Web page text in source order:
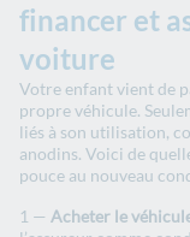
financer et
voiture
Votre enfant vient de
propre véhicule.
liés à son utilisation,
anodins. Voici de
pouce au nouveau
Acheter le